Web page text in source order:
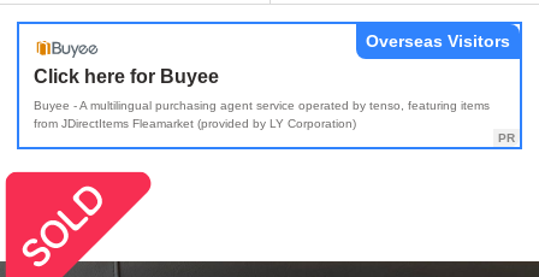
Click here for Buyee
Buyee - A multilingual purchasing agent service operated by tenso, featuring items
from JDirectItems Fleamarket (provided by LY Corporation)
Overseas Visitors